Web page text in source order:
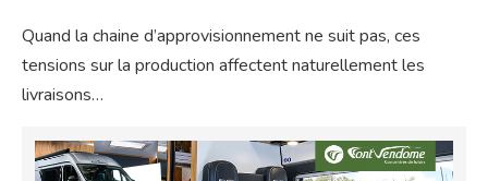
Quand la chaine d’approvisionnement ne suit pas, ces
tensions sur la production affectent naturellement les
livraisons…